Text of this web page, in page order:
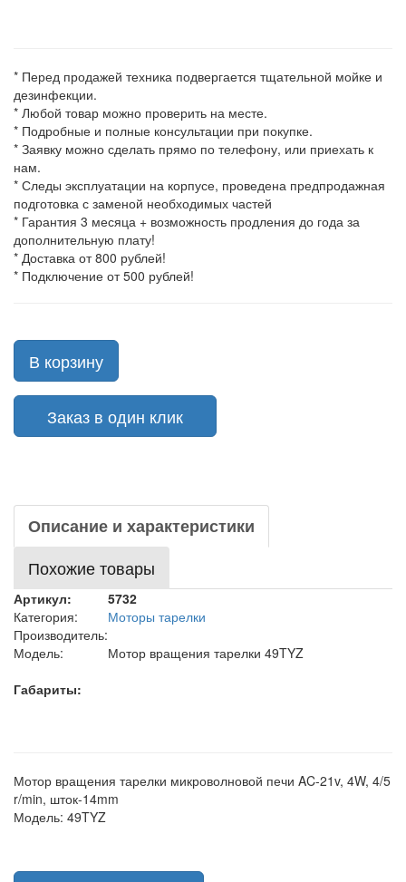
* Перед продажей техника подвергается тщательной мойке и
дезинфекции.
* Любой товар можно проверить на месте.
* Подробные и полные консультации при покупке.
* Заявку можно сделать прямо по телефону, или приехать к
нам.
* Следы эксплуатации на корпусе, проведена предпродажная
подготовка с заменой необходимых частей
* Гарантия 3 месяца + возможность продления до года за
дополнительную плату!
* Доставка от 800 рублей!
* Подключение от 500 рублей!
В корзину
Заказ в один клик
Описание и характеристики
Похожие товары
Артикул:
5732
Категория:
Моторы тарелки
Производитель:
Модель:
Мотор вращения тарелки 49TYZ
Габариты:
Мотор вращения тарелки микроволновой печи AC-21v, 4W, 4/5
r/min, шток-14mm
Модель: 49TYZ